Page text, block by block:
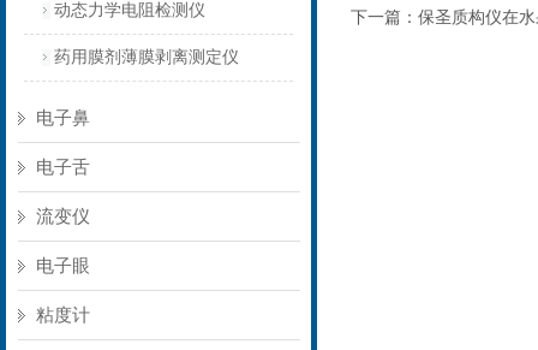
动态力学电阻检测仪
药用膜剂薄膜剥离测定仪
电子鼻
电子舌
流变仪
电子眼
粘度计
下一篇： 保圣质构仪在